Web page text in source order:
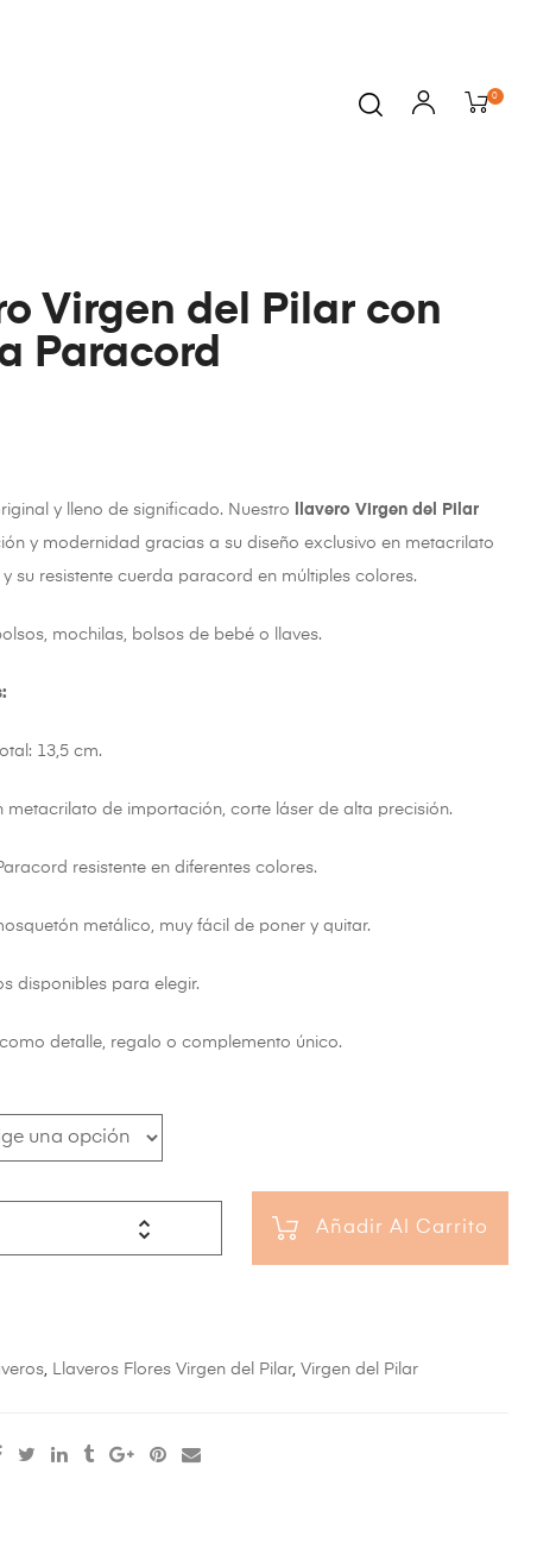
0
Virgen del Pilar con
Paracord
y lleno de significado. Nuestro
llavero Virgen del Pilar
y modernidad gracias a su diseño exclusivo en metacrilato
su resistente cuerda paracord en múltiples colores.
mochilas, bolsos de bebé o llaves.
13,5 cm.
metacrilato de importación, corte láser de alta precisión.
resistente en diferentes colores.
metálico, muy fácil de poner y quitar.
disponibles para elegir.
detalle, regalo o complemento único.
Añadir Al Carrito
Llaveros Flores Virgen del Pilar,Virgen del Pilar